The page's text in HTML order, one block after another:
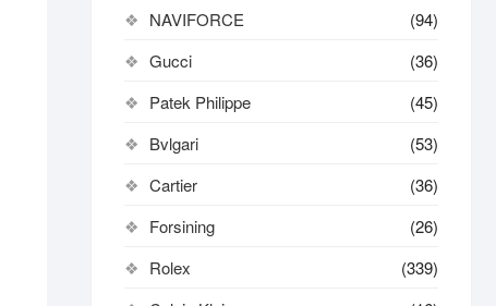
NAVIFORCE
(94)
Gucci
(36)
Patek Philippe
(45)
Bvlgari
(53)
Cartier
(36)
Forsining
(26)
Rolex
(339)